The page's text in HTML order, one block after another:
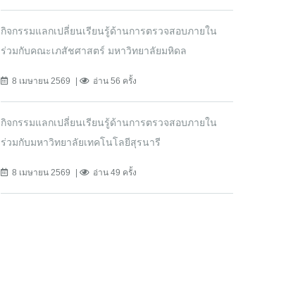
กิจกรรมแลกเปลี่ยนเรียนรู้ด้านการตรวจสอบภายใน
ร่วมกับคณะเภสัชศาสตร์ มหาวิทยาลัยมหิดล
8 เมษายน 2569 อ่าน 56 ครั้ง
กิจกรรมแลกเปลี่ยนเรียนรู้ด้านการตรวจสอบภายใน
ร่วมกับมหาวิทยาลัยเทคโนโลยีสุรนารี
8 เมษายน 2569 อ่าน 49 ครั้ง